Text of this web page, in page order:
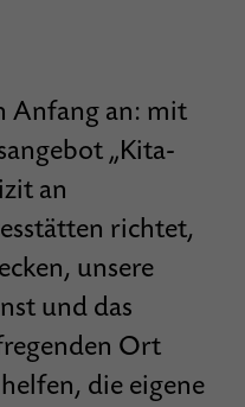
Anfang an: mit
„Kita-
an
richtet,
unsere
und das
Ort
die eigene